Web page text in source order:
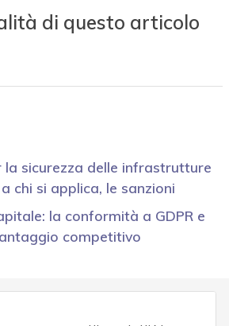
di questo articolo
la sicurezza delle infrastrutture
chi si applica, le sanzioni
la conformità a GDPR e
competitivo